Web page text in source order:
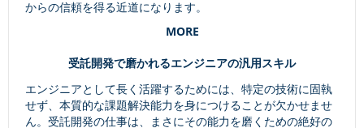
からの信頼を得る近道になります。
MORE
受託開発で磨かれるエンジニアの汎用スキル
エンジニアとして長く活躍するためには、特定の技術に固執
せず、本質的な課題解決能力を身につけることが欠かせませ
ん。受託開発の仕事は、まさにその能力を磨くための絶好の